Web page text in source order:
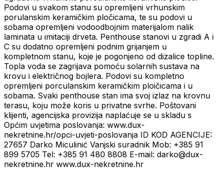
Podovi u svakom stanu su opremljeni vrhunskim
porulanskim keramičkim pločicama, te su podovi u
sobama opremljeni vodoodbojnim materijalom nalik
laminata u imitaciji drveta. Penthouse stanovi u zgradi A i
C su dodatno opremljeni podnim grijanjem u
kompletnom stanu, koje je pogonjeno od dizalice topline.
Topla voda se zagrijava pomoću solarnih sustava na
krovu i električnog bojlera. Podovi su kompletno
opremljeni porculanskim keramičkim ploičicama i u
sobama. Svaki penthouse stan ima svoj izlaz na krovnu
terasu, koju može koris u privatne svrhe. Poštovani
klijenti, agencijska provizija naplaćuje se u skladu s
Općim uvjetima poslovanja: www.dux-
nekretnine.hr/opci-uvjeti-poslovanja ID KOD AGENCIJE:
27657 Darko Miculinić Vanjski suradnik Mob: +385 91
899 5705 Tel: +385 91 480 8808 E-mail: darko@dux-
nekretnine.hr www.dux-nekretnine.hr